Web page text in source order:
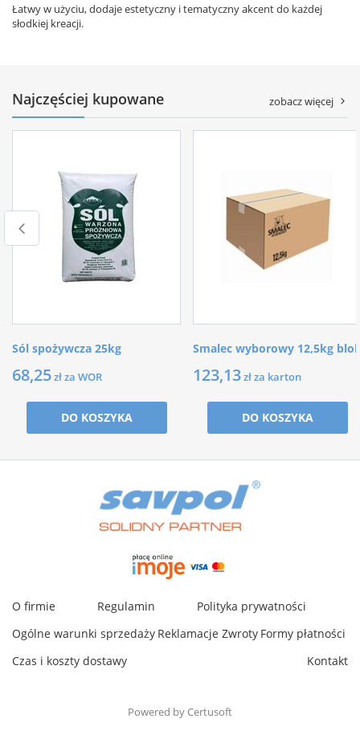
Łatwy w użyciu, dodaje estetyczny i tematyczny akcent do każdej
słodkiej kreacji.
Najczęściej kupowane zobacz więcej
Sól spożywcza 25kg
68,25zł za WOR
DO KOSZYKA
Smalec wyborowy 12,5kg
123,13zł za karton
DO KOSZYKA
O firmie Regulamin
Polityka prywatności
Ogólne warunki sprzedaży Reklamacje Zwroty Formy płatności
Czas i koszty dostawy
Kontakt
Powered by Certusoft